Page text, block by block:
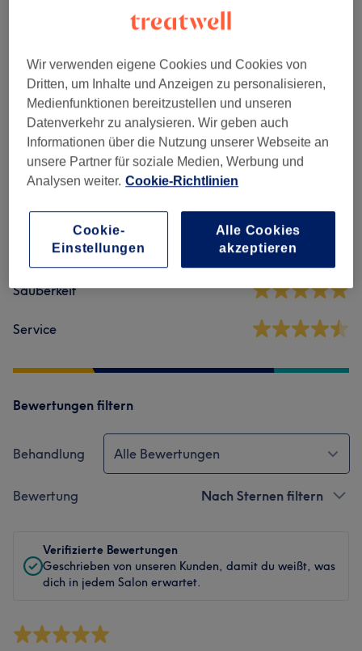
Wimpernverlängerungen (7)
Gesichtsbehandlungen (8) ab 80 €
Salonbewertungen
4,5 194 Bewertungen
Ambiente
Sauberkeit
Service
Bewertungen filtern
Behandlung Alle Bewertungen
Bewertung Nach Sternen filtern
Verifizierte Bewertungen
Geschrieben von unseren Kunden, damit du weißt, was
dich in jedem Salon erwartet.
Wir verwenden eigene Cookies und Cookies von
Dritten, um Inhalte und Anzeigen zu personalisieren,
Medienfunktionen bereitzustellen und unseren
Datenverkehr zu analysieren. Wir geben auch
Informationen über die Nutzung unserer Webseite an
unsere Partner für soziale Medien, Werbung und
Analysen weiter. Cookie-Richtlinien
Cookie-
Einstellungen
Alle Cookies
akzeptieren